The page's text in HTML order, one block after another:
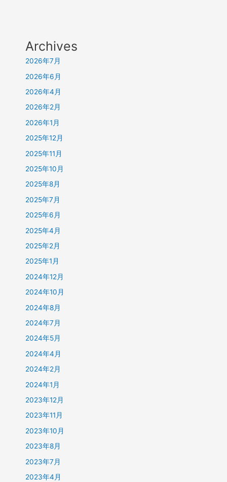
Archives
2026年7月
2026年6月
2026年4月
2026年2月
2026年1月
2025年12月
2025年11月
2025年10月
2025年8月
2025年7月
2025年6月
2025年4月
2025年2月
2025年1月
2024年12月
2024年10月
2024年8月
2024年7月
2024年5月
2024年4月
2024年2月
2024年1月
2023年12月
2023年11月
2023年10月
2023年8月
2023年7月
2023年4月